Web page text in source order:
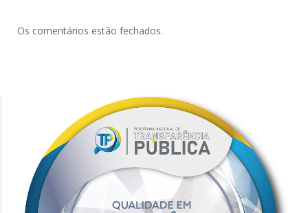
Os comentários estão fechados.